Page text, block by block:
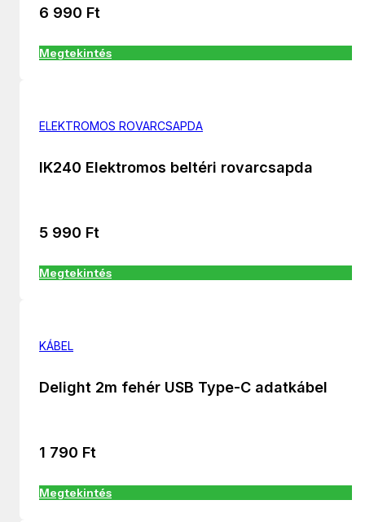
6 990 Ft
Megtekintés
ELEKTROMOS ROVARCSAPDA
IK240 Elektromos beltéri rovarcsapda
5 990 Ft
Megtekintés
KÁBEL
Delight 2m fehér USB Type-C adatkábel
1 790 Ft
Megtekintés